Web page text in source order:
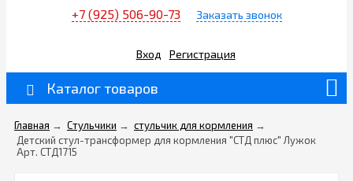
+7 (925) 506-90-73 Заказать звонок
Вход Регистрация
Каталог товаров
Главная → Стульчики → стульчик для кормления →
Детский стул-трансформер для кормления "СТД плюс" Лужок
Арт. СТД1715